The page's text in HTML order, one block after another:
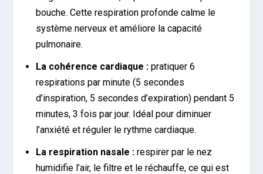
bouche. Cette respiration profonde calme le
système nerveux et améliore la capacité
pulmonaire.
La cohérence cardiaque :pratiquer 6
respirations par minute (5 secondes
d’inspiration, 5 secondes d’expiration) pendant 5
minutes, 3 fois par jour. Idéal pour diminuer
l’anxiété et réguler le rythme cardiaque.
La respiration nasale :respirer par le nez
humidifie l’air, le filtre et le réchauffe, ce qui est